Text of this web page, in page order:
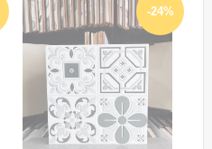
-24%